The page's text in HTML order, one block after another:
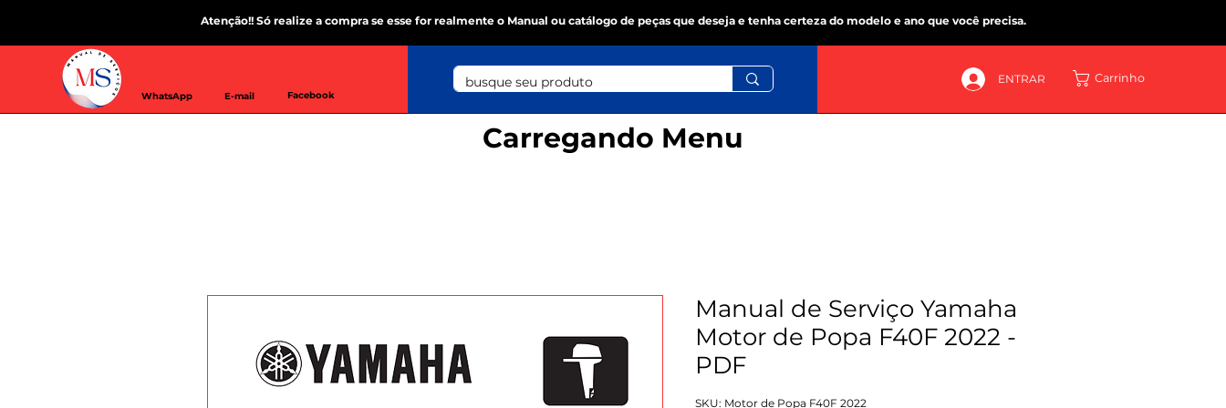
Atenção!! Só realize a compra se esse for realmente o Manual ou catálogo de peças que deseja e tenha certeza do modelo e ano que você precisa.
ENTRAR Carrinho
WhatsApp E-mail Facebook
Carregando Menu
Manual de Serviço Yamaha
Motor de Popa F40F 2022 -
PDF
SKU: Motor de Popa F40F 2022